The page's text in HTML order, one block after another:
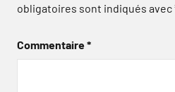
obligatoires sont indiqués avec
Commentaire*